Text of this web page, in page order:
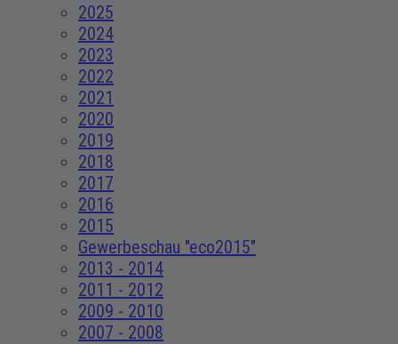
2025
2024
2023
2022
2021
2020
2019
2018
2017
2016
2015
Gewerbeschau "eco2015"
2013 - 2014
2011 - 2012
2009 - 2010
2007 - 2008